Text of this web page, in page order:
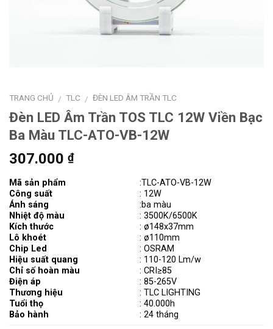
TRANG CHỦ / TLC / ĐÈN LED ÂM TRẦN TLC
Đèn LED Âm Trần TOS TLC 12W Viền Bạc
Ba Màu TLC-ATO-VB-12W
307.000 ₫
Mã sản phẩm
Công suất
Ánh sáng
Nhiệt độ màu
Kích thước
Lô khoét
Chip Led
Hiệu suất quang
Chỉ số hoàn màu
Điện áp
Thương hiệu
Tuổi thọ
Bảo hành
:TLC-ATO-VB-12W
: 12W
:ba màu
: 3500K/6500K
: ø148x37mm
: ø110mm
: OSRAM
: 110-120 Lm/w
: CRI≥85
: 85-265V
: TLC LIGHTING
: 40.000h
: 24 tháng